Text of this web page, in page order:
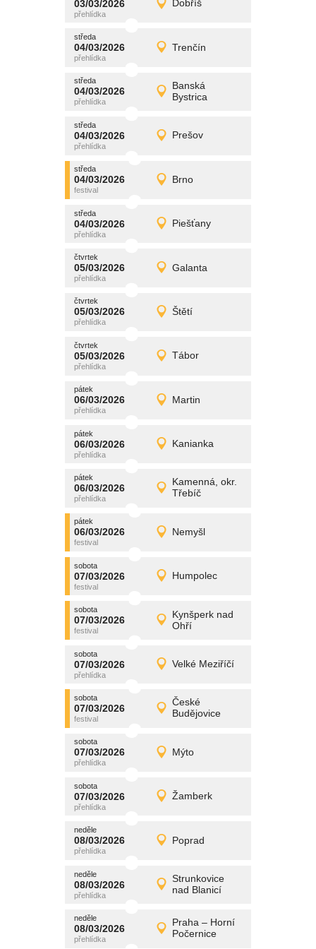
03/03/2026 Dobříš
úterý
03/03/2026 Detail
středa
04/03/2026 Trenčín
středa
04/03/2026 Detail
promítání
středa
04/03/2026
Banská
Bystrica
středa
04/03/2026 Detail
promítání
středa
04/03/2026 Prešov
středa
04/03/2026 Detail
promítání
středa
04/03/2026 Brno
středa
04/03/2026 Detail
promítání
středa
04/03/2026 Piešťany
středa
04/03/2026 Detail
promítání
čtvrtek
05/03/2026 Galanta
čtvrtek
05/03/2026 Detail
promítání
čtvrtek
05/03/2026 Štětí
čtvrtek
05/03/2026 Detail
promítání
čtvrtek
05/03/2026 Tábor
čtvrtek
05/03/2026 Detail
promítání
pátek
06/03/2026 Martin
pátek
06/03/2026 Detail
promítání
pátek
06/03/2026 Kanianka
pátek
06/03/2026 Detail
promítání
pátek
06/03/2026
Kamenná, okr.
Třebíč
pátek
06/03/2026 Detail
promítání
pátek
06/03/2026 Nemyšl
pátek
06/03/2026 Detail
promítání
sobota
07/03/2026 Humpolec
sobota
07/03/2026 Detail
promítání
sobota
07/03/2026
Kynšperk nad
Ohří
sobota
07/03/2026 Detail
promítání
sobota
07/03/2026 Velké Meziříčí
sobota
07/03/2026 Detail
promítání
sobota
07/03/2026
České
Budějovice
sobota
07/03/2026 Detail
promítání
sobota
07/03/2026 Mýto
sobota
07/03/2026 Detail
promítání
sobota
07/03/2026 Žamberk
sobota
07/03/2026 Detail
promítání
neděle
08/03/2026 Poprad
neděle
08/03/2026 Detail
promítání
neděle
08/03/2026
Strunkovice
nad Blanicí
neděle
08/03/2026 Detail
promítání
neděle
08/03/2026
Praha – Horní
Počernice
neděle
08/03/2026 Detail
promítání